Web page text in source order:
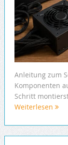
Anleitung zum
Komponenten
Schritt
Weiterlesen